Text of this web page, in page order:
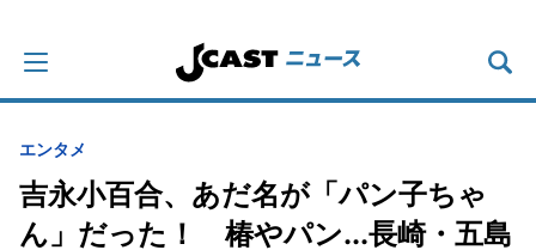
エンタメ
吉永小百合、あだ名が「パン子ちゃ
ん」だった！ 椿やパン...長崎・五島